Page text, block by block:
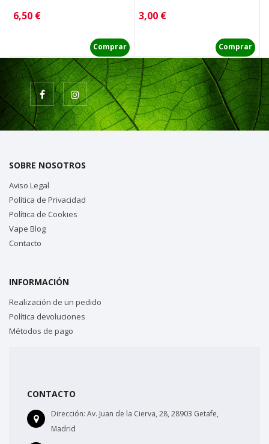
Precio
6,50 €
Comprar
Precio
3,00 €
Comprar
SOBRE NOSOTROS
Aviso Legal
Política de Privacidad
Política de Cookies
Vape Blog
Contacto
INFORMACIÓN
Realización de un pedido
Política devoluciones
Métodos de pago
CONTACTO
Dirección: Av. Juan de la Cierva, 28, 28903 Getafe,
Madrid